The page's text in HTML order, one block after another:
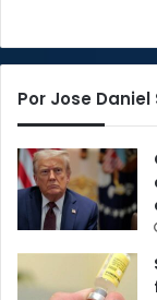
Por Jose